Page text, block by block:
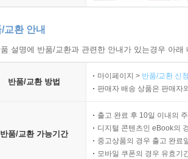
교환 안내
설명에 반품/교환과 관련한 안내가 있는경우 아
반품/교환 방법
마이페이지 > 반품/교환 신
판매자 배송 상품은 판매자
반품/교환 가능기간
출고 완료 후 10일 이내의
디지털 콘텐츠인 eBook의
중고상품의 경우 출고 완료
모바일 쿠폰의 경우 유효기